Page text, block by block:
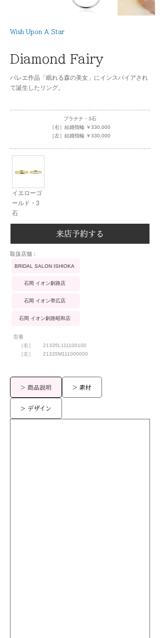
Wish Upon A Star
Diamond Fairy
バレエ作品「眠れる森の美女」にインスパイアされ
て誕生したリング。
プラチナ・3石
［右］結婚指輪 ￥330,000
［左］結婚指輪 ￥330,000
イエローゴ
ールド・3
石
来店予約する
​取扱店舗：
BRIDAL SALON ISHIOKA
石岡 イオン釧路店
石岡 イオン帯広店
石岡 イオン釧路昭和店
型番
［右］
［左］
21335L111100100
21335M111000000
> 商品説明 > 素材
> デザイン